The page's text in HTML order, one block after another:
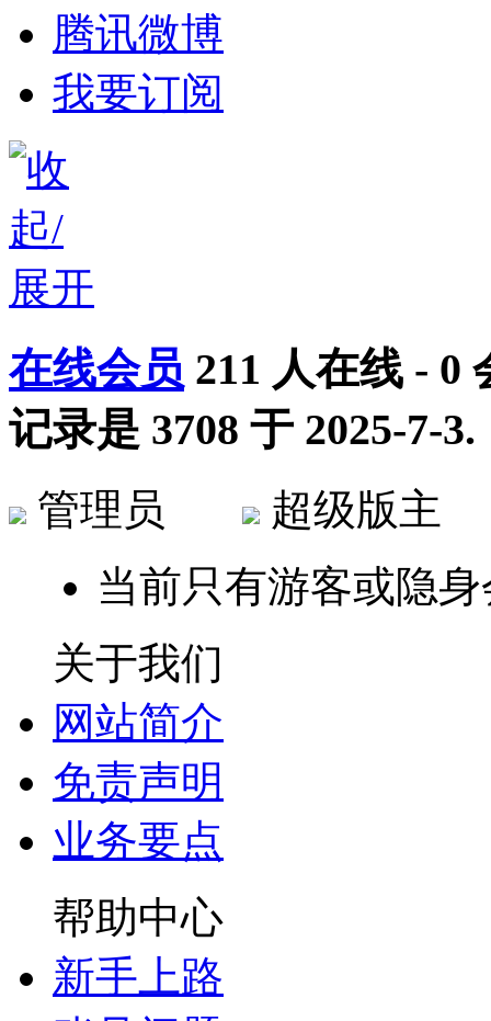
腾讯微博
我要订阅
在线会员 211 人在线 - 0
记录是 3708 于 2025-7-3.
管理员
超级版
当前只有游客或隐
关于我们
网站简介
免责声明
业务要点
帮助中心
新手上路